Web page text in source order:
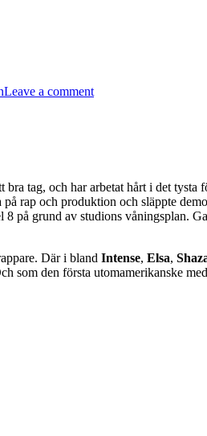
Leave a comment104
tag, och har arbetat hårt i det
rap och produktion och släppte
på grund av studions våningsplan.
Där i bland Intense, Elsa,
som den första utomamerikanske